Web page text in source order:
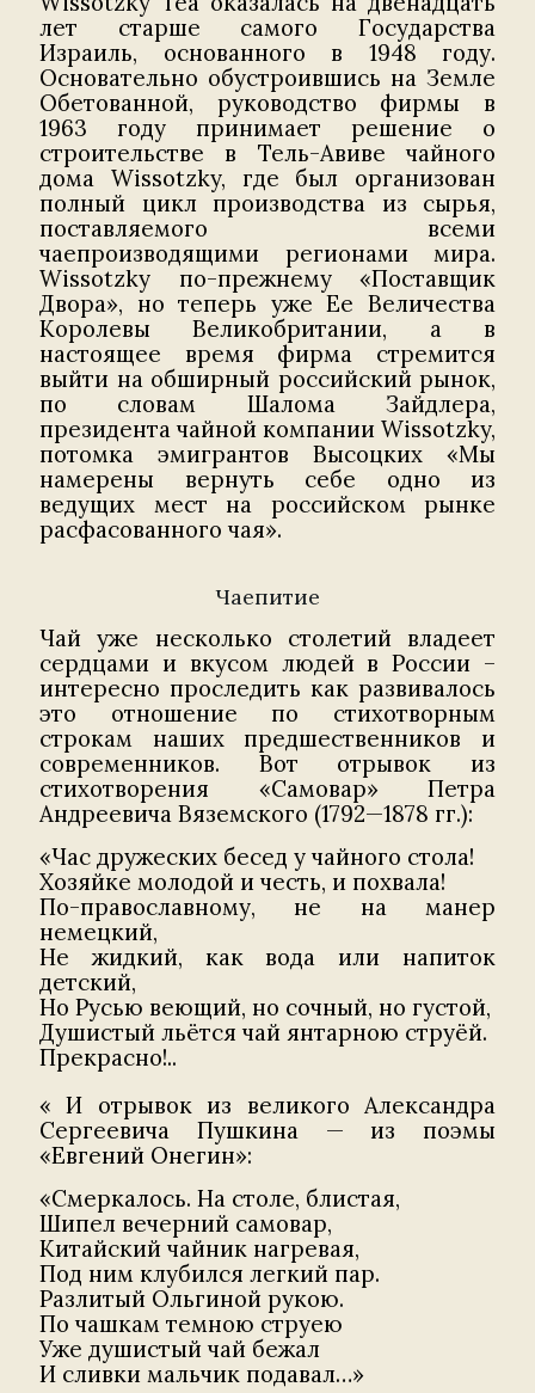
лет старше самого Государства
Израиль, основанного в 1948 году.
Основательно обустроившись на Земле
Обетованной, руководство фирмы в
1963 году принимает решение о
строительстве в Тель-Авиве чайного
дома Wissotzky, где был организован
полный цикл производства из сырья,
поставляемого всеми
чаепроизводящими регионами мира.
Wissotzky по-прежнему «Поставщик
Двора», но теперь уже Ее Величества
Королевы Великобритании, а в
настоящее время фирма стремится
выйти на обширный российский рынок,
по словам Шалома Зайдлера,
президента чайной компании Wissotzky,
потомка эмигрантов Высоцких «Мы
намерены вернуть себе одно из
ведущих мест на российском рынке
расфасованного чая».
Чаепитие
Чай уже несколько столетий владеет
сердцами и вкусом людей в России –
интересно проследить как развивалось
это отношение по стихотворным
строкам наших предшественников и
современников. Вот отрывок из
стихотворения «Самовар» Петра
Андреевича Вяземского (1792—1878 гг.):
«Час дружеских бесед у чайного стола!
Хозяйке молодой и честь, и похвала!
По-православному, не на манер
немецкий,
Не жидкий, как вода или напиток
детский,
Но Русью веющий, но сочный, но густой,
Душистый льётся чай янтарною струёй.
Прекрасно!..
« И отрывок из великого Александра
Сергеевича Пушкина — из поэмы
«Евгений Онегин»:
«Смеркалось. На столе, блистая,
Шипел вечерний самовар,
Китайский чайник нагревая,
Под ним клубился легкий пар.
Разлитый Ольгиной рукою.
По чашкам темною струею
Уже душистый чай бежал
И сливки мальчик подавал…»